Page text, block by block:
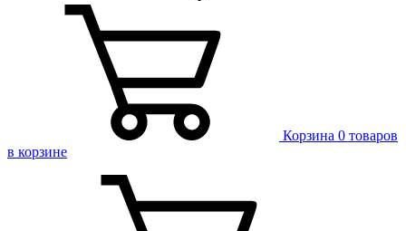
Корзина 0 товаров
в корзине